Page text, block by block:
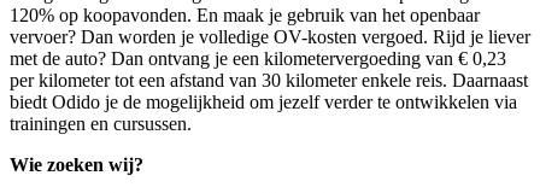
120% op koopavonden. En maak je gebruik van het openbaar
vervoer? Dan worden je volledige OV-kosten vergoed. Rijd je liever
met de auto? Dan ontvang je een kilometervergoeding van € 0,23
per kilometer tot een afstand van 30 kilometer enkele reis. Daarnaast
biedt Odido je de mogelijkheid om jezelf verder te ontwikkelen via
trainingen en cursussen.
Wie zoeken wij?